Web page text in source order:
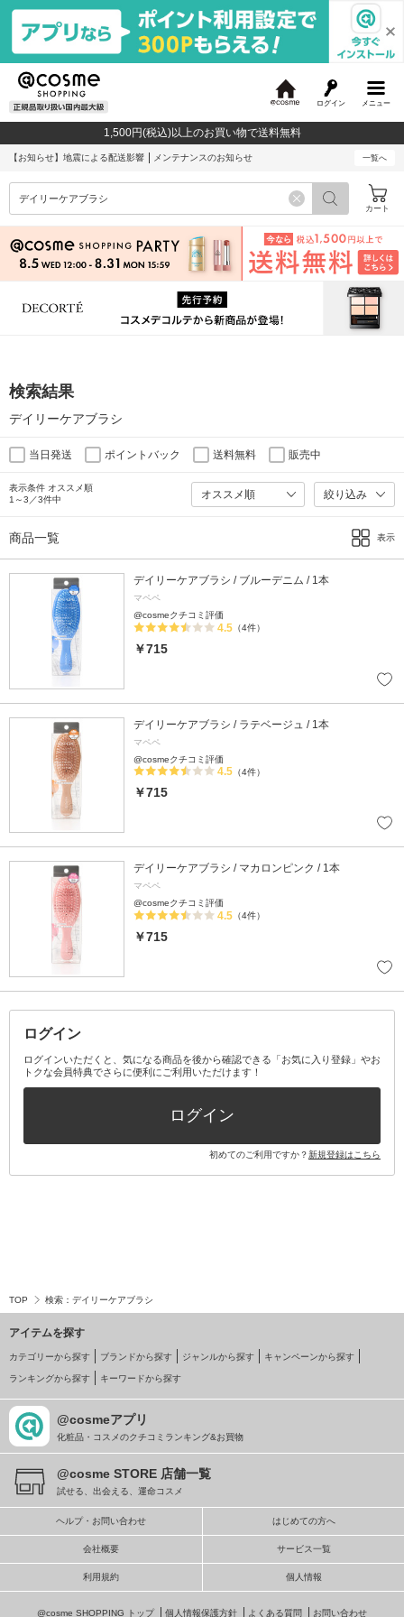
メニュー
ログイン
c
o
1,500円(税込)以上のお買い物で送料無料
【お知らせ】 地震による配送影響 メンテナンスのお知らせ 一覧へ
カート
検索結果
デイリーケアブラシ
当日発送 ポイントバック 送料無料 販売中
表示条件 オススメ順
1～3／3件中
絞り込み
商品一覧 表示
デイリーケアブラシ / ブルーデニム / 1本
マペペ
@cosmeクチコミ評価
4.5 （4件）
￥715
デイリーケアブラシ / ラテベージュ / 1本
マペペ
@cosmeクチコミ評価
4.5 （4件）
￥715
デイリーケアブラシ / マカロンピンク / 1本
マペペ
@cosmeクチコミ評価
4.5 （4件）
￥715
ログイン
ログインいただくと、気になる商品を後から確認できる「お気に入り登録」やお
トクな会員特典でさらに便利にご利用いただけます！
ログイン
初めてのご利用ですか？新規登録はこちら
TOP 検索：デイリーケアブラシ
アイテムを探す
カテゴリーから探す ブランドから探す ジャンルから探す キャンペーンから探す
ランキングから探す キーワードから探す
@cosmeアプリ
化粧品・コスメのクチコミランキング&お買物
@cosme STORE 店舗一覧
試せる、出会える、運命コスメ
ヘルプ・お問い合わせ はじめての方へ
会社概要 サービス一覧
利用規約 個人情報
@cosme SHOPPING トップ 個人情報保護方針 よくある質問 お問い合わせ